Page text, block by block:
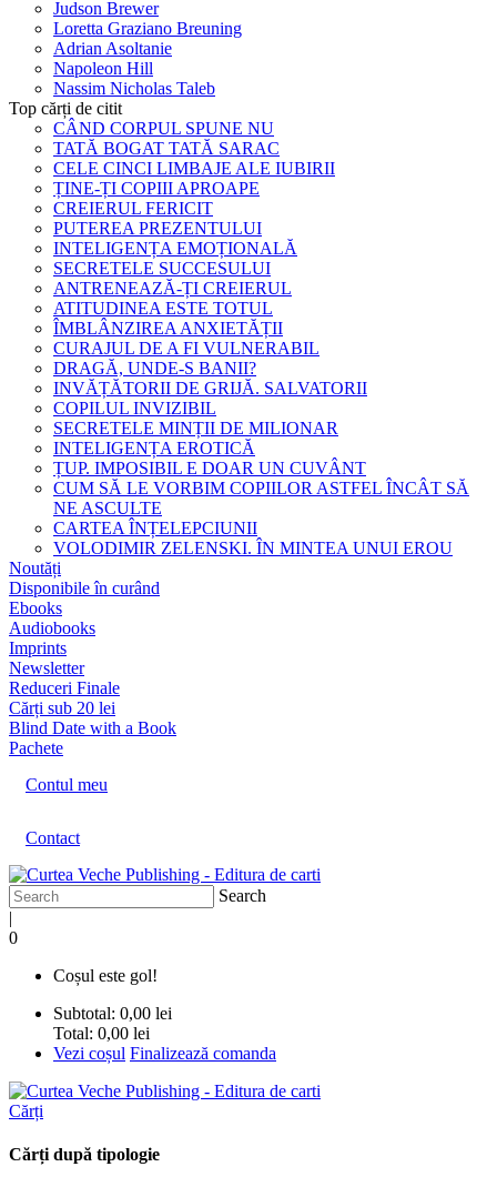
Judson Brewer
Loretta Graziano Breuning
Adrian Asoltanie
Napoleon Hill
Nassim Nicholas Taleb
Top cărți de citit
CÂND CORPUL SPUNE NU
TATĂ BOGAT TATĂ SARAC
CELE CINCI LIMBAJE ALE IUBIRII
ȚINE-ȚI COPIII APROAPE
CREIERUL FERICIT
PUTEREA PREZENTULUI
INTELIGENȚA EMOȚIONALĂ
SECRETELE SUCCESULUI
ANTRENEAZĂ-ȚI CREIERUL
ATITUDINEA ESTE TOTUL
ÎMBLÂNZIREA ANXIETĂȚII
CURAJUL DE A FI VULNERABIL
DRAGĂ, UNDE-S BANII?
INVĂȚĂTORII DE GRIJĂ. SALVATORII
COPILUL INVIZIBIL
SECRETELE MINȚII DE MILIONAR
INTELIGENȚA EROTICĂ
ȚUP. IMPOSIBIL E DOAR UN CUVÂNT
CUM SĂ LE VORBIM COPIILOR ASTFEL ÎNCÂT SĂ
NE ASCULTE
CARTEA ÎNȚELEPCIUNII
VOLODIMIR ZELENSKI. ÎN MINTEA UNUI EROU
Noutăți
Disponibile în curând
Ebooks
Audiobooks
Imprints
Newsletter
Reduceri Finale
Cărți sub 20 lei
Blind Date with a Book
Pachete
Contul meu
Contact
Search
|
0
Coșul este gol!
Subtotal: 0,00 lei
Total: 0,00 lei
Vezi coșul Finalizează comanda
Cărți
Cărți după tipologie